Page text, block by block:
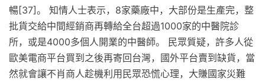
暢[37]。 知情人士表示，8家藥廠中，大部份是生產完，整
批貨交給中間經銷商再轉給全台超過1000家的中醫院診
所，或是4000多個人開業的中醫師。 民眾質疑，許多人從
歐美電商平台買到之後再寄回台灣，國外平台賣到缺貨，當
然就會讓不肖商人趁機利用民眾恐慌心理，大賺國家災難